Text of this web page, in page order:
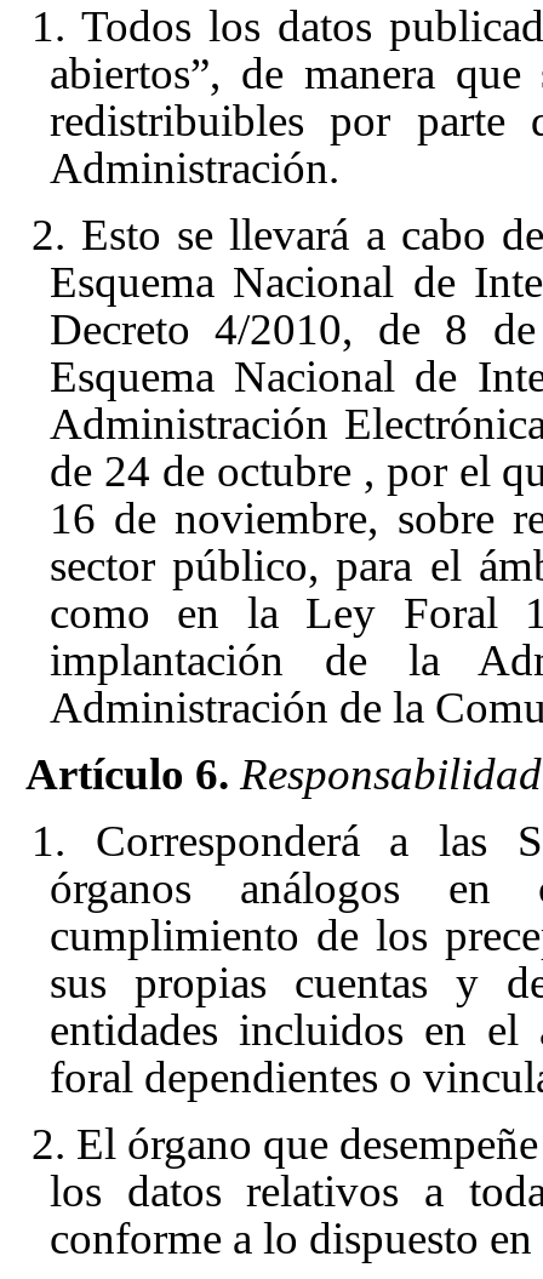
1. Todos los datos
abiertos”, de manera
redistribuibles por parte
Administración.
2. Esto se llevará a cabo
Esquema Nacional de
Decreto 4/2010, de 8
Esquema Nacional de
Administración
de 24 de octubre , por el
16 de noviembre, sobre
sector público, para el
como en la Ley Foral
implantación de la
Administración de la
Artículo 6.
1. Corresponderá a las
órganos análogos en
cumplimiento de los
sus propias cuentas y
entidades incluidos en
foral dependientes o
2. El órgano que
los datos relativos a
conforme a lo dispuesto